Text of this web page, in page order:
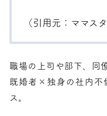
（引用元： ママス
職場の上司や部下、同
既婚者×独身の社内不
ス。